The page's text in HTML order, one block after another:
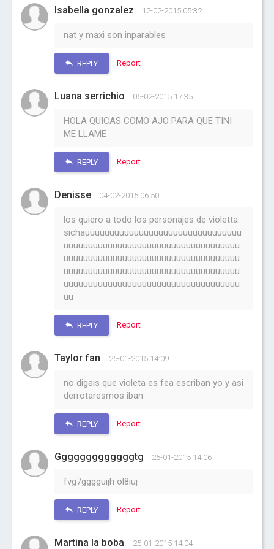
Isabella gonzalez 12-02-2015 05:32
nat y maxi son inparables
REPLY Report
Luana serrichio 06-02-2015 17:35
HOLA QUICAS COMO AJO PARA QUE TINI
ME LLAME
REPLY Report
Denisse 04-02-2015 06:50
los quiero a todo los personajes de violetta
sichauuuuuuuuuuuuuuuuuuuuuuuuuuuuuuuu
uuuuuuuuuuuuuuuuuuuuuuuuuuuuuuuuuuuu
uuuuuuuuuuuuuuuuuuuuuuuuuuuuuuuuuuuu
uuuuuuuuuuuuuuuuuuuuuuuuuuuuuuuuuuuu
uuuuuuuuuuuuuuuuuuuuuuuuuuuuuuuuuuuu
uu
REPLY Report
Taylor fan 25-01-2015 14:09
no digais que violeta es fea escriban yo y asi
derrotaresmos iban
REPLY Report
Gggggggggggggtg 25-01-2015 14:06
fvg7gggguijh ol8iuj
REPLY Report
Martina la boba 25-01-2015 14:04